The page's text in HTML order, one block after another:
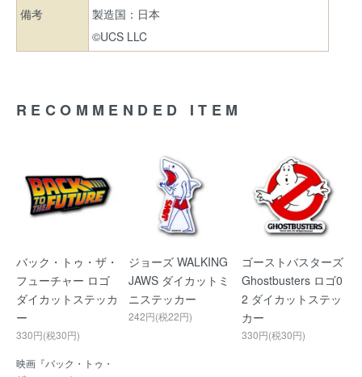
備考
製造国：日本
©UCS LLC
RECOMMENDED ITEM
バック・トゥ・ザ・
フューチャー ロゴ
ダイカットステッカ
ー
330円(税30円)
映画『バック・トゥ・
ジョーズ WALKING
JAWS ダイカットミ
ニステッカー
242円(税22円)
ゴーストバスターズ
Ghostbusters ロゴ0
2 ダイカットステッ
カー
330円(税30円)